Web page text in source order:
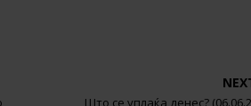
Што се уплаќа денес?